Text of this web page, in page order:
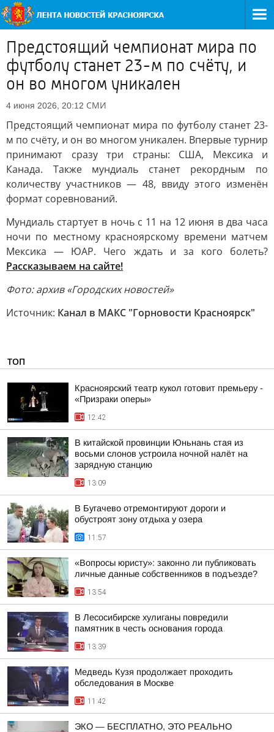
Предстоящий чемпионат мира по
футболу станет 23-м по счёту, и
он во многом уникален
4 июня 2026, 20:12 СМИ
Предстоящий чемпионат мира по футболу станет 23-
м по счёту, и он во многом уникален. Впервые турнир
принимают сразу три страны: США, Мексика и
Канада. Также мундиаль станет рекордным по
количеству участников — 48, ввиду этого изменён
формат соревнований.
Мундиаль стартует в ночь с 11 на 12 июня в два часа
ночи по местному красноярскому времени матчем
Мексика — ЮАР. Чего ждать и за кого болеть?
Рассказываем на сайте!
Фото: архив «Городских новостей»
Источник: Канал в МАКС "Горновости Красноярск"
ТОП
Красноярский театр кукол готовит премьеру -
«Призраки оперы»
12:42
В китайской провинции Юньнань стая из
восьми слонов устроила ночной налёт на
зарядную станцию
13:09
В Бугачево отремонтируют дороги и
обустроят зону отдыха у озера
11:57
«Вопросы юристу»: законно ли публиковать
личные данные собственников в подъезде?
13:54
В Лесосибирске хулиганы повредили
памятник в честь основания города
13:39
Медведь Кузя продолжает проходить
обследования в Москве
11:42
ЭКО — БЕСПЛАТНО, ЭТО РЕАЛЬНО